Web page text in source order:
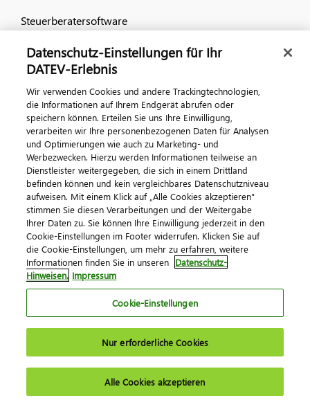
Steuerberatersoftware
Anwaltssoftware
Unternehmenssoftware
Wirtschaftsprüfersoftware
Fachkräfte gewinnen
E-Rechnung
DATEV-Marktplatz
Service
DATEV Wissensplattform
Service & Support
DATEV MyUpdates
Wartungen/Störungen
Fernbetreuung online
DATEV Einverständniserklärungen
Cloud-Anwendungen
Datenschutz-Einstellungen für Ihr
DATEV-Erlebnis
Wir verwenden Cookies und andere Trackingtechnologien,
die Informationen auf Ihrem Endgerät abrufen oder
speichern können. Erteilen Sie uns Ihre Einwilligung,
verarbeiten wir Ihre personenbezogenen Daten für Analysen
und Optimierungen wie auch zu Marketing- und
Werbezwecken. Hierzu werden Informationen teilweise an
Dienstleister weitergegeben, die sich in einem Drittland
befinden können und kein vergleichbares Datenschutzniveau
aufweisen. Mit einem Klick auf „Alle Cookies akzeptieren"
stimmen Sie diesen Verarbeitungen und der Weitergabe
Ihrer Daten zu. Sie können Ihre Einwilligung jederzeit in den
Cookie-Einstellungen im Footer widerrufen. Klicken Sie auf
die Cookie-Einstellungen, um mehr zu erfahren, weitere
Informationen finden Sie in unseren Datenschutz-
Hinweisen. Impressum
Cookie-Einstellungen
Nur erforderliche Cookies
Alle Cookies akzeptieren